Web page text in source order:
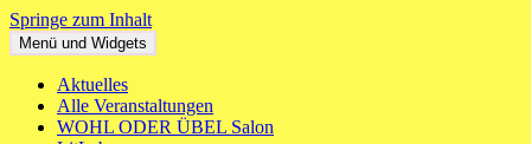
Springe zum Inhalt
WOHL ODER ÜBEL
Ein neues Haus für St. Pauli Mitte
Menü und Widgets
Aktuelles
Alle Veranstaltungen
WOHL ODER ÜBEL Salon